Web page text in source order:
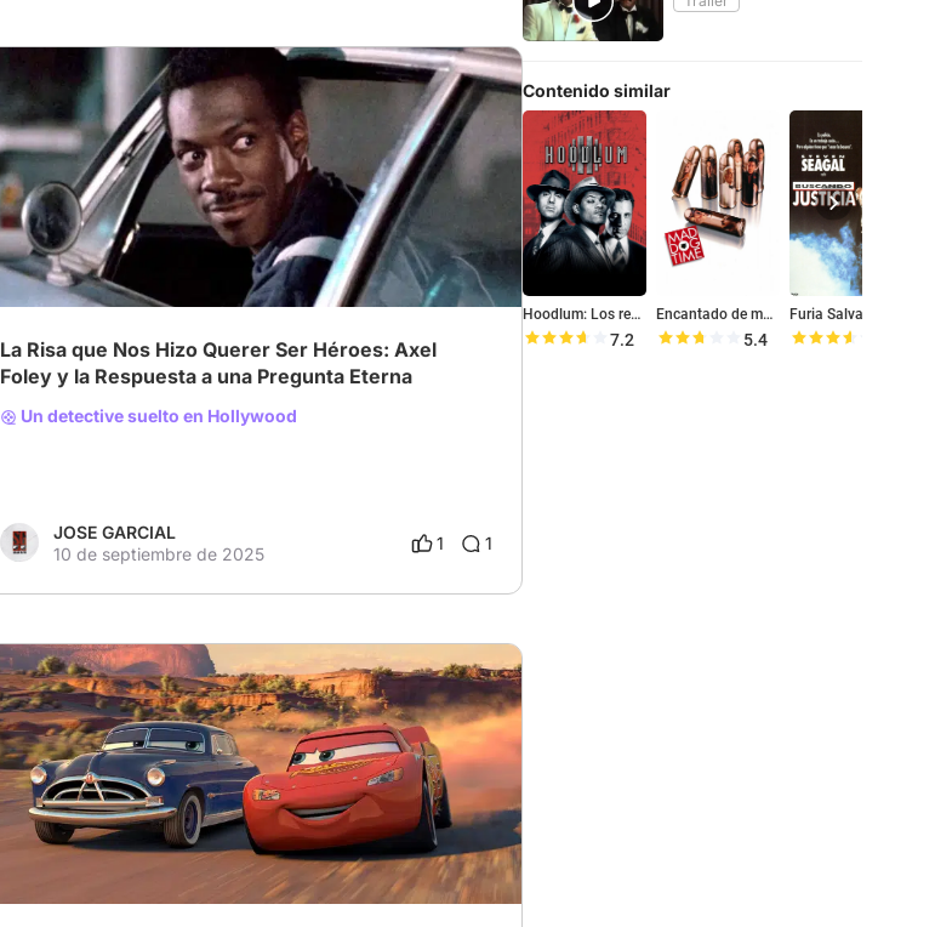
La Risa que Nos Hizo Querer Ser Héroes: Axel
Foley y la Respuesta a una Pregunta Eterna
Un detective suelto en Hollywood
JOSE GARCIAL
10 de septiembre de 2025
1 1
Contenido similar
Hoodlum: Los reyes de la mafia
7.2
Encantado de matarte
5.4
Furia Salvaje